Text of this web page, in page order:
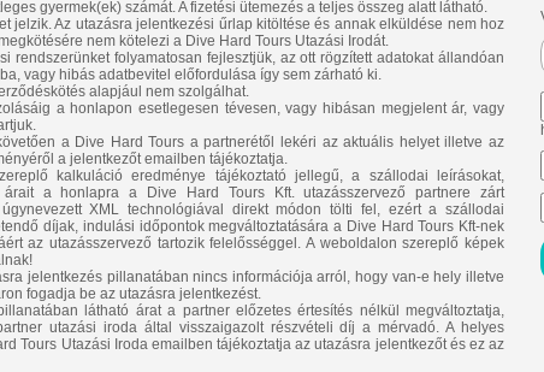
gyermek(ek) számát. A fizetési ütemezés a teljes összeg alatt látható.
jelzik. Az utazásra jelentkezési űrlap kitöltése és annak elküldése nem hoz
nem kötelezi a Dive Hard Tours Utazási Irodát.
rendszerünket folyamatosan fejlesztjük, az ott rögzített adatokat állandóan
vagy hibás adatbevitel előfordulása így sem zárható ki.
alapjául nem szolgálhat.
a honlapon esetlegesen tévesen, vagy hibásan megjelent ár, vagy
a Dive Hard Tours a partnerétől lekéri az aktuális helyet illetve az
a jelentkezőt emailben tájékoztatja.
kalkuláció eredménye tájékoztató jellegű, a szállodai leírásokat,
a honlapra a Dive Hard Tours Kft. utazásszervező partnere zárt
XML technológiával direkt módon tölti fel, ezért a szállodai
díjak, indulási időpontok megváltoztatására a Dive Hard Tours Kft-nek
az utazásszervező tartozik felelősséggel. A weboldalon szereplő képek
jelentkezés pillanatában nincs információja arról, hogy van-e hely illetve
fogadja be az utazásra jelentkezést.
látható árat a partner előzetes értesítés nélkül megváltoztatja,
utazási iroda által visszaigazolt részvételi díj a mérvadó. A helyes
Tours Utazási Iroda emailben tájékoztatja az utazásra jelentkezőt és ez az